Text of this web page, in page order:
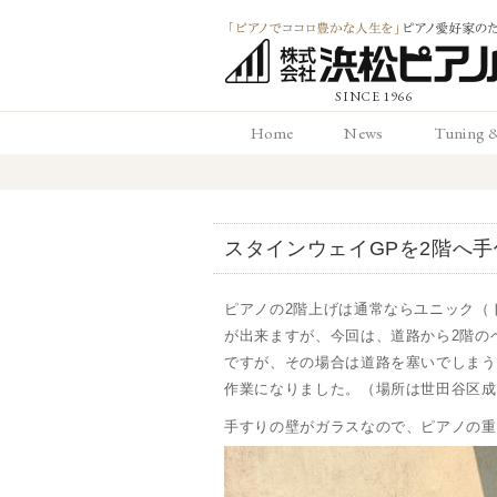
「ピアノでココロ豊
愛好家のための 浜
ピアノ店
Home News Tuning
スタインウェイGPを2階へ
ピアノの2階上げは通常ならユニック
が出来ますが、今回は、道路から2階
ですが、その場合は道路を塞いでしま
作業になりました。（場所は世田谷区
手すりの壁がガラスなので、ピアノの